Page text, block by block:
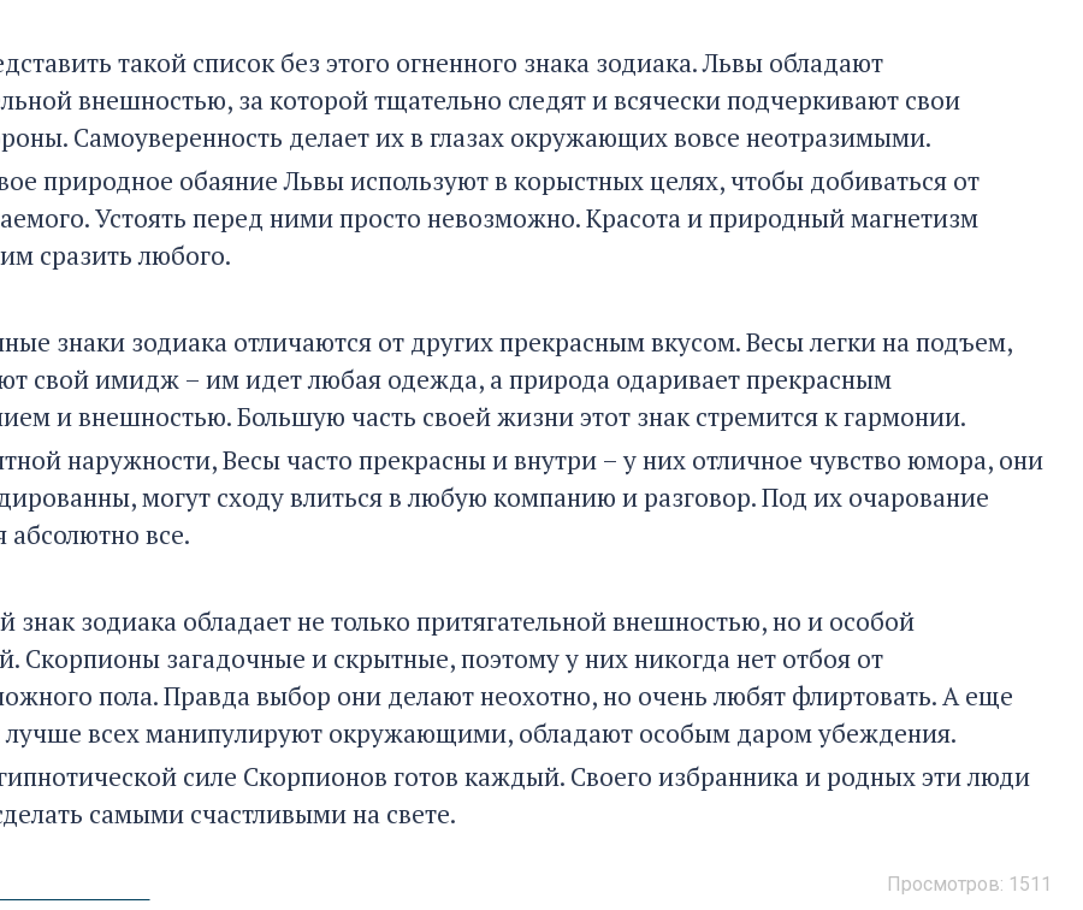
такой список без этого огненного знака зодиака. Львы обладают
внешностью, за которой тщательно следят и всячески подчеркивают свои
Самоуверенность делает их в глазах окружающих вовсе неотразимыми.
природное обаяние Львы используют в корыстных целях, чтобы добиваться от
Устоять перед ними просто невозможно. Красота и природный магнетизм
сразить любого.
знаки зодиака отличаются от других прекрасным вкусом. Весы легки на подъем,
свой имидж – им идет любая одежда, а природа одаривает прекрасным
и внешностью. Большую часть своей жизни этот знак стремится к гармонии.
наружности, Весы часто прекрасны и внутри – у них отличное чувство юмора, они
могут сходу влиться в любую компанию и разговор. Под их очарование
абсолютно все.
знак зодиака обладает не только притягательной внешностью, но и особой
Скорпионы загадочные и скрытные, поэтому у них никогда нет отбоя от
пола. Правда выбор они делают неохотно, но очень любят флиртовать. А еще
всех манипулируют окружающими, обладают особым даром убеждения.
силе Скорпионов готов каждый. Своего избранника и родных эти люди
самыми счастливыми на свете.
Просмотров: 1511